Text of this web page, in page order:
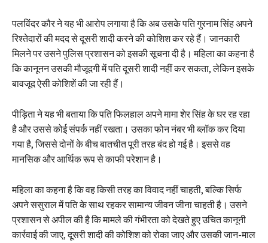
पलविंदर कौर ने यह भी आरोप लगाया है कि अब उसके पति गुरनाम सिंह अपने
रिश्तेदारों की मदद से दूसरी शादी करने की कोशिश कर रहे हैं। जानकारी
मिलने पर उसने पुलिस प्रशासन को इसकी सूचना दी है। महिला का कहना है
कि कानूनन उसकी मौजूदगी में पति दूसरी शादी नहीं कर सकता, लेकिन इसके
बावजूद ऐसी कोशिशें की जा रही हैं।
पीड़िता ने यह भी बताया कि पति फिलहाल अपने मामा शेर सिंह के घर रह रहा
है और उससे कोई संपर्क नहीं रखता। उसका फोन नंबर भी ब्लॉक कर दिया
गया है, जिससे दोनों के बीच बातचीत पूरी तरह बंद हो गई है। इससे वह
मानसिक और आर्थिक रूप से काफी परेशान है।
महिला का कहना है कि वह किसी तरह का विवाद नहीं चाहती, बल्कि सिर्फ
अपने ससुराल में पति के साथ रहकर सामान्य जीवन जीना चाहती है। उसने
प्रशासन से अपील की है कि मामले की गंभीरता को देखते हुए उचित कानूनी
कार्रवाई की जाए, दूसरी शादी की कोशिश को रोका जाए और उसकी जान-माल